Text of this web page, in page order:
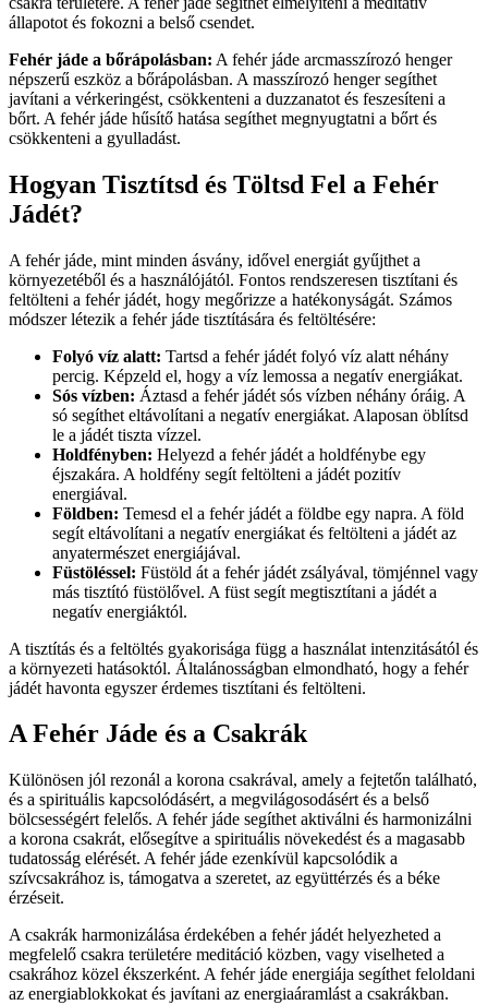
állapotot és fokozni a belső csendet.
Fehér jáde a bőrápolásban: A fehér jáde arcmasszírozó henger
népszerű eszköz a bőrápolásban. A masszírozó henger segíthet
javítani a vérkeringést, csökkenteni a duzzanatot és feszesíteni a
bőrt. A fehér jáde hűsítő hatása segíthet megnyugtatni a bőrt és
csökkenteni a gyulladást.
Hogyan Tisztítsd és Töltsd Fel a Fehér
Jádét?
A fehér jáde, mint minden ásvány, idővel energiát gyűjthet a
környezetéből és a használójától. Fontos rendszeresen tisztítani és
feltölteni a fehér jádét, hogy megőrizze a hatékonyságát. Számos
módszer létezik a fehér jáde tisztítására és feltöltésére:
Folyó víz alatt: Tartsd a fehér jádét folyó víz alatt néhány
percig. Képzeld el, hogy a víz lemossa a negatív energiákat.
Sós vízben: Áztasd a fehér jádét sós vízben néhány óráig. A
só segíthet eltávolítani a negatív energiákat. Alaposan öblítsd
le a jádét tiszta vízzel.
Holdfényben: Helyezd a fehér jádét a holdfénybe egy
éjszakára. A holdfény segít feltölteni a jádét pozitív
energiával.
Földben: Temesd el a fehér jádét a földbe egy napra. A föld
segít eltávolítani a negatív energiákat és feltölteni a jádét az
anyatermészet energiájával.
Füstöléssel: Füstöld át a fehér jádét zsályával, tömjénnel vagy
más tisztító füstölővel. A füst segít megtisztítani a jádét a
negatív energiáktól.
A tisztítás és a feltöltés gyakorisága függ a használat intenzitásától és
a környezeti hatásoktól. Általánosságban elmondható, hogy a fehér
jádét havonta egyszer érdemes tisztítani és feltölteni.
A Fehér Jáde és a Csakrák
Különösen jól rezonál a korona csakrával, amely a fejtetőn található,
és a spirituális kapcsolódásért, a megvilágosodásért és a belső
bölcsességért felelős. A fehér jáde segíthet aktiválni és harmonizálni
a korona csakrát, elősegítve a spirituális növekedést és a magasabb
tudatosság elérését. A fehér jáde ezenkívül kapcsolódik a
szívcsakrához is, támogatva a szeretet, az együttérzés és a béke
érzéseit.
A csakrák harmonizálása érdekében a fehér jádét helyezheted a
megfelelő csakra területére meditáció közben, vagy viselheted a
csakrához közel ékszerként. A fehér jáde energiája segíthet feloldani
az energiablokkokat és javítani az energiaáramlást a csakrákban.